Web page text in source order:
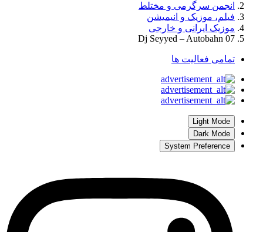
انجمن سرگرمی و مختلط
فیلم، موزیک و انیمیشن
موزیک ایرانی و خارجی
Dj Seyyed – Autobahn 07
تمامی فعالیت ها
Light Mode
Dark Mode
System Preference